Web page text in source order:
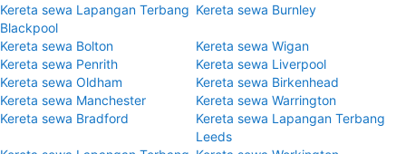
Kereta sewa Lapangan Terbang
Blackpool
Kereta sewa Burnley
Kereta sewa Bolton
Kereta sewa Wigan
Kereta sewa Penrith
Kereta sewa Liverpool
Kereta sewa Oldham
Kereta sewa Birkenhead
Kereta sewa Manchester
Kereta sewa Warrington
Kereta sewa Bradford
Kereta sewa Lapangan Terbang
Leeds